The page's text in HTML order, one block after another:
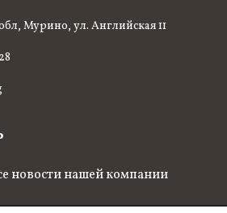
Мурино, ул. Английская 11
новости нашей компании